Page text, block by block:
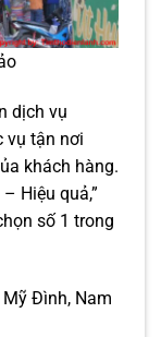
dịch vụ
vụ tận nơi
khách hàng.
Hiệu quả,”
số 1 trong
Đình, Nam